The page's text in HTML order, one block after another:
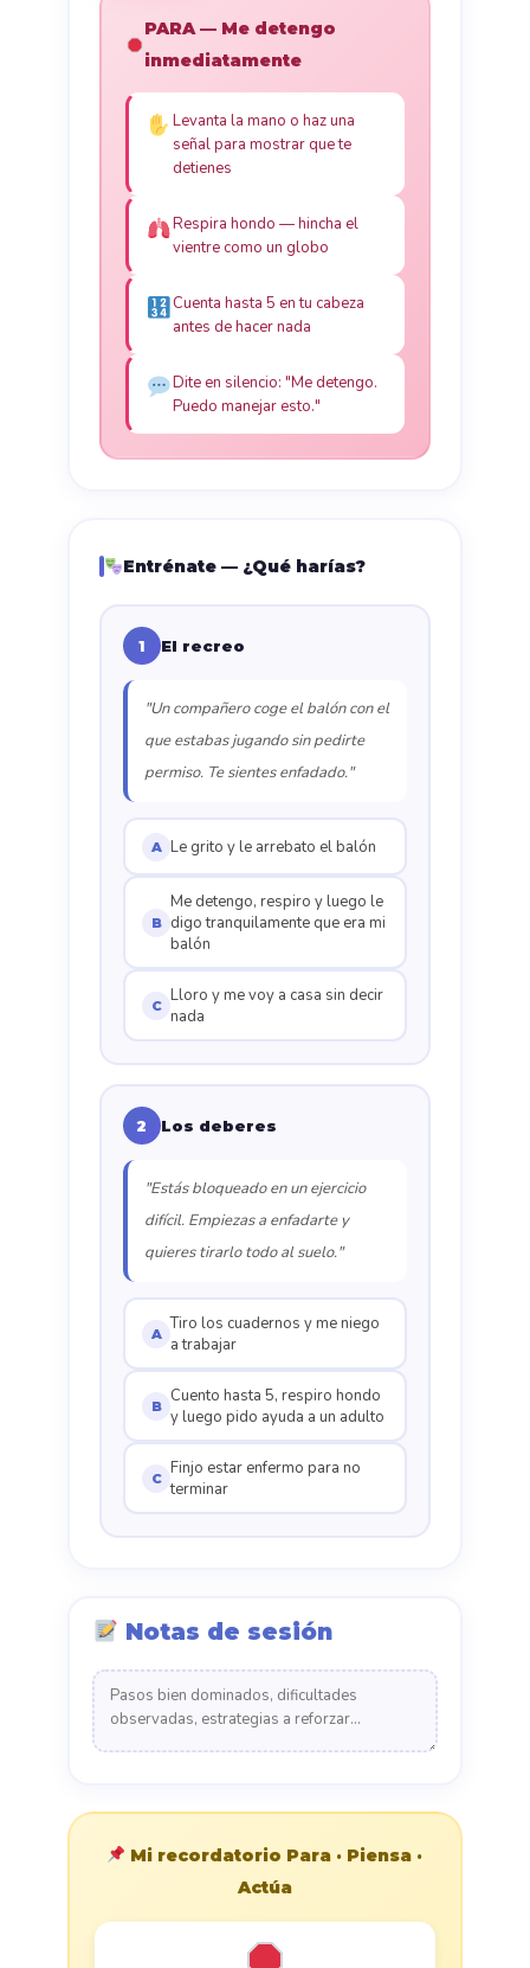
PARA — Me detengo
inmediatamente
Levanta la mano o haz una
señal para mostrar que te
detienes
Respira hondo — hincha el
vientre como un globo
Cuenta hasta 5 en tu cabeza
antes de hacer nada
Dite en silencio: "Me detengo.
Puedo manejar esto."
Entrénate — ¿Qué harías?
1 El recreo
"Un compañero coge el balón con el
que estabas jugando sin pedirte
permiso. Te sientes enfadado."
A Le grito y le arrebato el balón
B
Me detengo, respiro y luego le
digo tranquilamente que era mi
balón
C Lloro y me voy a casa sin decir
nada
2 Los deberes
"Estás bloqueado en un ejercicio
difícil. Empiezas a enfadarte y
quieres tirarlo todo al suelo."
A Tiro los cuadernos y me niego
a trabajar
B Cuento hasta 5, respiro hondo
y luego pido ayuda a un adulto
C Finjo estar enfermo para no
terminar
Notas de sesión
Mi recordatorio Para · Piensa ·
Actúa